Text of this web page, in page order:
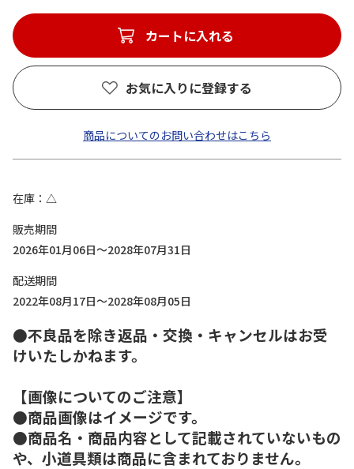
カートに入れる
お気に入りに登録する
商品についてのお問い合わせはこちら
在庫
△
販売期間
2026年01月06日～2028年07月31日
配送期間
2022年08月17日～2028年08月05日
●不良品を除き返品・交換・キャンセルはお受
けいたしかねます。
【画像についてのご注意】
●商品画像はイメージです。
●商品名・商品内容として記載されていないもの
や、小道具類は商品に含まれておりません。